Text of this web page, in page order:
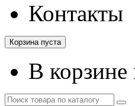
Контакты
Корзина пуста
В корзине